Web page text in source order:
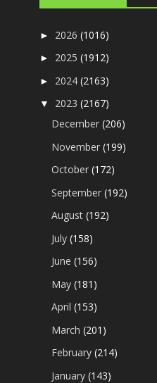
► 2026(1016)
► 2025(1912)
► 2024(2163)
▼ 2023(2167)
December(206)
November(199)
October(172)
September(192)
August(192)
July(158)
June(156)
May(181)
April(153)
March(201)
February(214)
January(143)